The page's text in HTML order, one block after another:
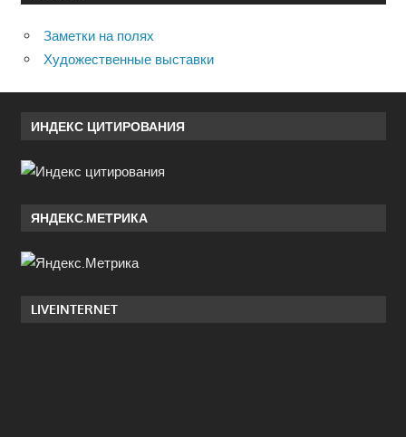
Заметки на полях
Художественные выставки
ИНДЕКС ЦИТИРОВАНИЯ
ЯНДЕКС.МЕТРИКА
LIVEINTERNET